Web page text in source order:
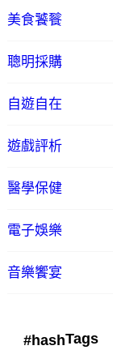
美食饕餮
聰明採購
自遊自在
遊戲評析
醫學保健
電子娛樂
音樂饗宴
#hashTags